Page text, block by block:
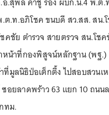
ต.ท.อภิโชค ขนบดี สว.สส. สน
ชัย ตำรวจ สายตรวจ สน.โช
หน้าที่กองพิสูจน์หลักฐาน (พฐ
ที่มูลนิธิป่อเต็กตึ้ง ไปสอบสวน
อยลาดพร้าว 63 แยก 10 ถนน
ทม.